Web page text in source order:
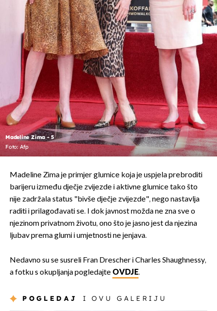
Madeline Zima - 5
Foto: Afp
Madeline Zima je primjer glumice koja je uspjela prebroditi
barijeru između dječje zvijezde i aktivne glumice tako što
nije zadržala status "bivše dječje zvijezde", nego nastavlja
raditi i prilagođavati se. I dok javnost možda ne zna sve o
njezinom privatnom životu, ono što je jasno jest da njezina
ljubav prema glumi i umjetnosti ne jenjava.
Nedavno su se susreli Fran Drescher i Charles Shaughnessy,
a fotku s okupljanja pogledajte OVDJE.
POGLEDAJ I OVU GALERIJU